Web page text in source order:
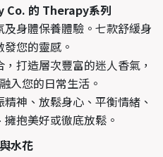
Co. 的 Therapy系列
身體保養體驗。七款舒緩身
您的靈感。
打造層次豐富的迷人香氣，
入您的日常生活。
神、放鬆身心、平衡情緒、
抱美好或徹底放鬆。
水花